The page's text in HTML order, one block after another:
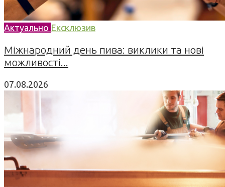
Актуально Ексклюзив
Міжнародний день пива: виклики та нові
можливості...
07.08.2026